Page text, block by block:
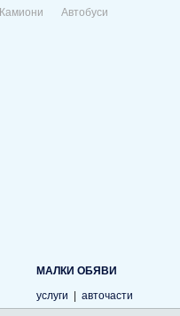
Камиони Автобуси
МАЛКИ ОБЯВИ
услуги
авточасти